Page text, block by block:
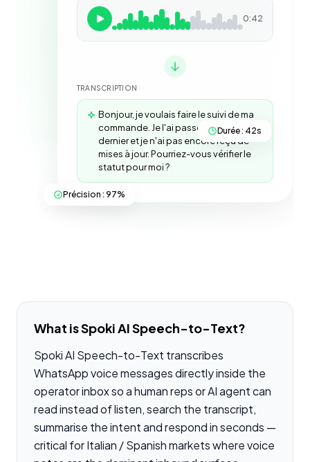
0:42
TRANSCRIPTION
Bonjour, je voulais faire le suivi de ma
commande. Je l'ai passée mardi
dernier et je n'ai pas encore reçu de
mises à jour. Pourriez-vous vérifier le
statut pour moi ?
Durée : 42s
Précision : 97%
What is Spoki AI Speech-to-Text?
Spoki AI Speech-to-Text transcribes
WhatsApp voice messages directly inside the
operator inbox so a human reps or AI agent can
read instead of listen, search the transcript,
summarise the intent and respond in seconds —
critical for Italian / Spanish markets where voice